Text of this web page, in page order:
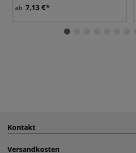
ab 7,13 €
Kontakt
Versandkosten